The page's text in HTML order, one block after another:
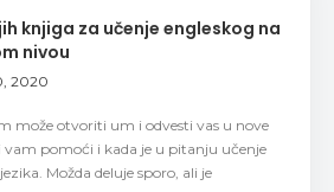
knjiga za učenje engleskog na
nivou
2020
može otvoriti um i odvesti vas u nove
vam pomoći i kada je u pitanju učenje
Možda deluje sporo, ali je